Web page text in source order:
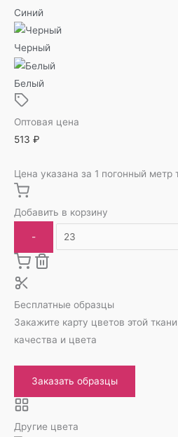
Синий
Черный
Белый
Оптовая цена
513 ₽
Цена указана за 1 погонный метр
Добавить в корзину
-
Бесплатные образцы
Закажите карту цветов этой
качества и цвета
Заказать образцы
Другие цвета